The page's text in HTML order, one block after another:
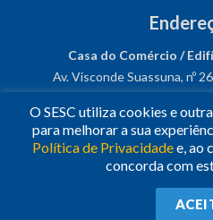
Casa do Comércio /
Av. Visconde Suassuna, nº
CNPJ:
Siga-nos!
Todos os Direitos
O SESC utiliza cookies e
para melhorar a sua
Política de Privacidadee, ao
concorda com